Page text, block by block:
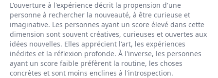
L'ouverture à l'expérience décrit la propension d'une
personne à rechercher la nouveauté, à être curieuse et
imaginative. Les personnes ayant un score élevé dans cette
dimension sont souvent créatives, curieuses et ouvertes aux
idées nouvelles. Elles apprécient l'art, les expériences
inédites et la réflexion profonde. À l'inverse, les personnes
ayant un score faible préfèrent la routine, les choses
concrètes et sont moins enclines à l'introspection.